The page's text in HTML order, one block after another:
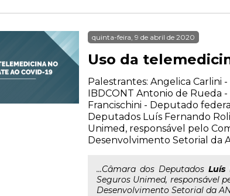
quinta-feira, 9 de abril de 2020
Uso da
Palestrantes: Angelica Carlini
IBDCONT Antonio de Rueda
Francischini - Deputado
Deputados Luís Fernando
Unimed, responsável pelo
Desenvolvimento Setorial da
...Câmara dos Deputados Luís
Seguros Unimed, responsável
Desenvolvimento Setorial da